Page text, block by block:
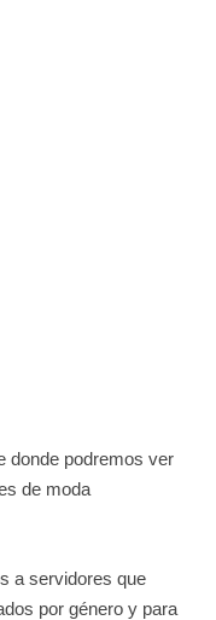
donde podremos ver
de moda
a servidores que
por género y para